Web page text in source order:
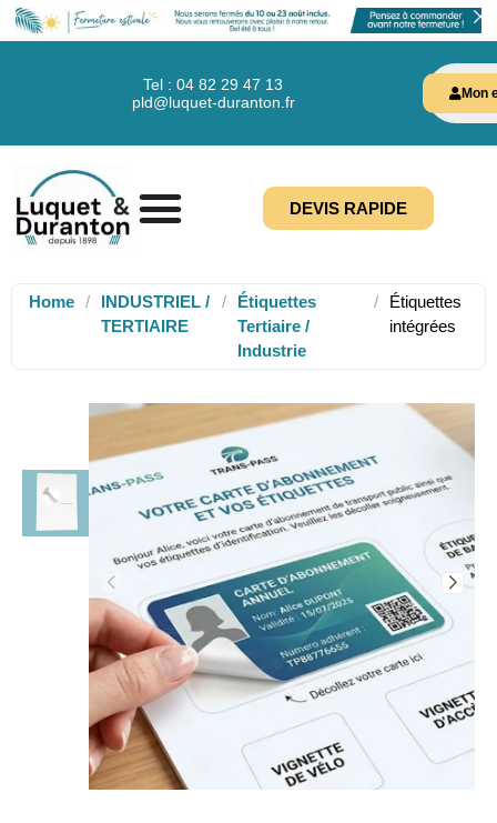
Tel : 04 82 29 47 13
pld@luquet-duranton.fr
Mon
DEVIS RAPIDE
Home /
INDUSTRIEL /
TERTIAIRE
/
Étiquettes
Tertiaire /
Industrie
/
Étiquettes
intégrées